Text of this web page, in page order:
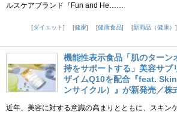
ルスケアブランド『Fun and He……
ダイエット
健康 健康食品 新商品（健康）
機能性表示食品「肌のターン
持をサポートする」美容サプ
ザイムQ10を配合『feat.
ンサイクル）』が新発売／株
近年、美容に対する意識の高まりとともに、スキン